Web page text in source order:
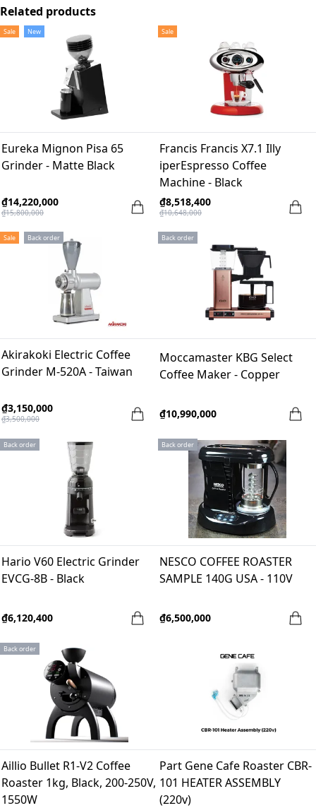
Related products
Sale New
Eureka Mignon Pisa 65
Grinder - Matte Black
₫14,220,000
₫15,800,000
Sale
Francis Francis X7.1 Illy
iperEspresso Coffee
Machine - Black
₫8,518,400
₫10,648,000
Sale Back order
Akirakoki Electric Coffee
Grinder M-520A - Taiwan
₫3,150,000
₫3,500,000
Back order
Moccamaster KBG Select
Coffee Maker - Copper
₫10,990,000
Back order
Hario V60 Electric Grinder
EVCG-8B - Black
₫6,120,400
Back order
NESCO COFFEE ROASTER
SAMPLE 140G USA - 110V
₫6,500,000
Back order
Aillio Bullet R1-V2 Coffee
Roaster 1kg, Black, 200-250V,
1550W
Part Gene Cafe Roaster CBR-
101 HEATER ASSEMBLY
(220v)